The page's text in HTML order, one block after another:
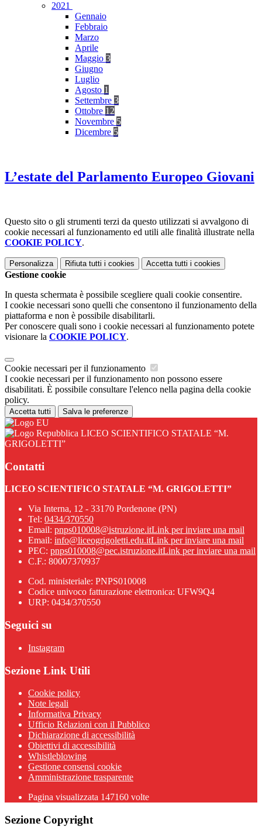
2021
Gennaio
Febbraio
Marzo
Aprile
Maggio 3
Giugno
Luglio
Agosto 1
Settembre 3
Ottobre 12
Novembre 5
Dicembre 5
L’estate del Parlamento Europeo Giovani
Questo sito o gli strumenti terzi da questo utilizzati si avvalgono di
cookie necessari al funzionamento ed utili alle finalità illustrate nella
COOKIE POLICY.
Personalizza Rifiuta tutti i cookies Accetta tutti i cookies
Gestione cookie
In questa schermata è possibile scegliere quali cookie consentire.
I cookie necessari sono quelli che consentono il funzionamento della
piattaforma e non è possibile disabilitarli.
Per conoscere quali sono i cookie necessari al funzionamento potete
visionare la COOKIE POLICY.
Cookie necessari per il funzionamento
I cookie necessari per il funzionamento non possono essere
disabilitati. È possibile consultare l'elenco nella pagina della cookie
policy.
Accetta tutti Salva le preferenze
LICEO SCIENTIFICO STATALE “M.
GRIGOLETTI”
Contatti
LICEO SCIENTIFICO STATALE “M. GRIGOLETTI”
Via Interna, 12 - 33170 Pordenone (PN)
Tel: 0434/370550
Email: pnps010008@istruzione.itLink per inviare una mail
Email: info@liceogrigoletti.edu.itLink per inviare una mail
PEC: pnps010008@pec.istruzione.itLink per inviare una mail
C.F.: 80007370937
Cod. ministeriale: PNPS010008
Codice univoco fatturazione elettronica: UFW9Q4
URP: 0434/370550
Seguici su
Instagram
Sezione Link Utili
Cookie policy
Note legali
Informativa Privacy
Ufficio Relazioni con il Pubblico
Dichiarazione di accessibilità
Obiettivi di accessibilità
Whistleblowing
Gestione consensi cookie
Amministrazione trasparente
Pagina visualizzata 147160 volte
Sezione Copyright